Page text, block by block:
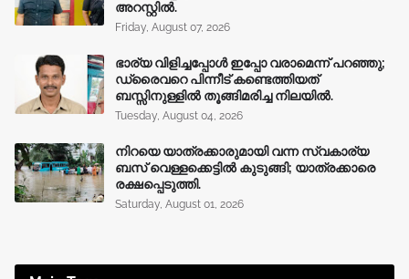
അറസ്റ്റിൽ.
Friday, August 07, 2026
ഭാര്യ വിളിച്ചപ്പോള്‍ ഇപ്പോ വരാമെന്ന് പറഞ്ഞു;
ഡ്രൈവറെ പിന്നീട് കണ്ടെത്തിയത്
ബസ്സിനുള്ളില്‍ തൂങ്ങിമരിച്ച നിലയിൽ.
Tuesday, August 04, 2026
നിറയെ യാത്രക്കാരുമായി വന്ന സ്വകാര്യ
ബസ് വെള്ളക്കെട്ടിൽ കുടുങ്ങി; യാത്രക്കാരെ
രക്ഷപ്പെടുത്തി.
Saturday, August 01, 2026